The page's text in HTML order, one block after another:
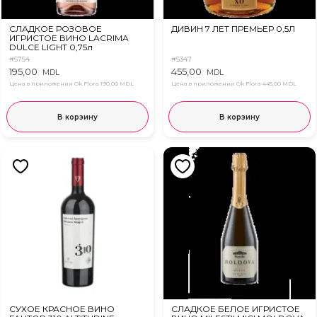
СЛАДКОЕ РОЗОВОЕ
ИГРИСТОЕ ВИНО LACRIMA
DULCE LIGHT 0,75л
#5754
195,00 MDL
Цена в приложении Ok Flora 190,00 MDL
В корзину
ДИВИН 7 ЛЕТ ПРЕМЬЕР 0,5Л
#5347
455,00 MDL
Цена в приложении Ok Flora 445,00 MDL
В корзину
СУХОЕ КРАСНОЕ ВИНО
СЛАДКОЕ БЕЛОЕ ИГРИСТОЕ